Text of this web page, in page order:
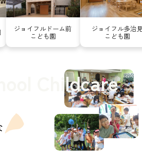
ジョイフルドーム前
こども園
ジョイフル多治
こども園
Childcare